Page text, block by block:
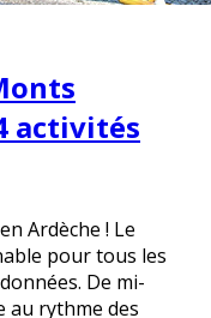
activités
Ardèche ! Le
pour tous les
De mi-
au rythme des